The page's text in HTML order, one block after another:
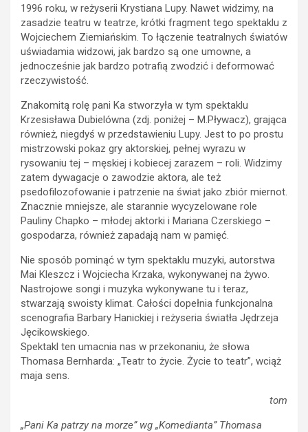
1996 roku, w reżyserii Krystiana Lupy. Nawet widzimy, na
zasadzie teatru w teatrze, krótki fragment tego spektaklu z
Wojciechem Ziemiańskim. To łączenie teatralnych światów
uświadamia widzowi, jak bardzo są one umowne, a
jednocześnie jak bardzo potrafią zwodzić i deformować
rzeczywistość.
Znakomitą rolę pani Ka stworzyła w tym spektaklu
Krzesisława Dubielówna (zdj. poniżej – M.Pływacz), grająca
również, niegdyś w przedstawieniu Lupy. Jest to po prostu
mistrzowski pokaz gry aktorskiej, pełnej wyrazu w
rysowaniu tej – męskiej i kobiecej zarazem – roli. Widzimy
zatem dywagacje o zawodzie aktora, ale też
psedofilozofowanie i patrzenie na świat jako zbiór miernot.
Znacznie mniejsze, ale starannie wycyzelowane role
Pauliny Chapko – młodej aktorki i Mariana Czerskiego –
gospodarza, również zapadają nam w pamięć.
Nie sposób pominąć w tym spektaklu muzyki, autorstwa
Mai Kleszcz i Wojciecha Krzaka, wykonywanej na żywo.
Nastrojowe songi i muzyka wykonywane tu i teraz,
stwarzają swoisty klimat. Całości dopełnia funkcjonalna
scenografia Barbary Hanickiej i reżyseria światła Jędrzeja
Jęcikowskiego.
Spektakl ten umacnia nas w przekonaniu, że słowa
Thomasa Bernharda: „Teatr to życie. Życie to teatr”, wciąż
maja sens.
tom
„Pani Ka patrzy na morze” wg „Komedianta” Thomasa